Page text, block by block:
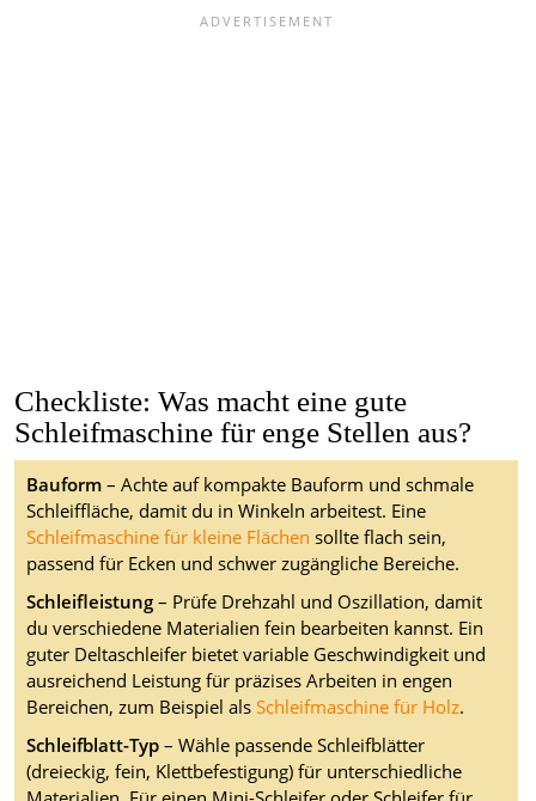
Checkliste: Was macht eine gute
Schleifmaschine für enge Stellen aus?
Bauform– Achte auf kompakte Bauform und schmale
Schleiffläche, damit du in Winkeln arbeitest. Eine
Schleifmaschine für kleine Flächen sollte flach sein,
passend für Ecken und schwer zugängliche Bereiche.
Schleifleistung– Prüfe Drehzahl und Oszillation, damit
du verschiedene Materialien fein bearbeiten kannst. Ein
guter Deltaschleifer bietet variable Geschwindigkeit und
ausreichend Leistung für präzises Arbeiten in engen
Bereichen, zum Beispiel alsSchleifmaschine für Holz.
Schleifblatt-Typ– Wähle passende Schleifblätter
(dreieckig, fein, Klettbefestigung) für unterschiedliche